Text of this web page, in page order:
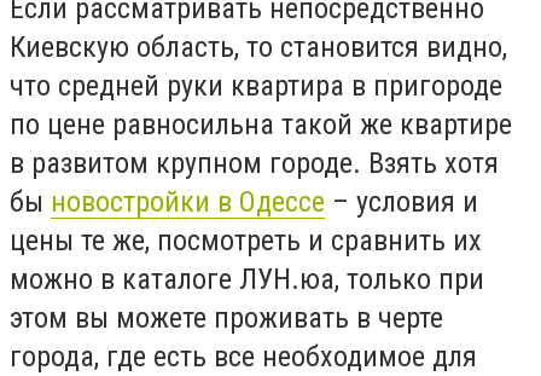
Если рассматривать непосредственно
Киевскую область, то становится видно,
что средней руки квартира в пригороде
по цене равносильна такой же квартире
в развитом крупном городе. Взять хотя
бы новостройки в Одессе – условия и
цены те же, посмотреть и сравнить их
можно в каталоге ЛУН.юа, только при
этом вы можете проживать в черте
города, где есть все необходимое для